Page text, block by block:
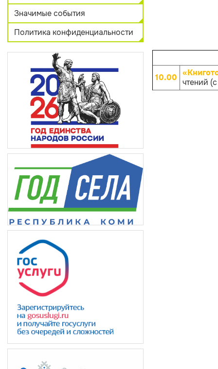
Значимые события
Политика конфиденциальности
10.00 чтений